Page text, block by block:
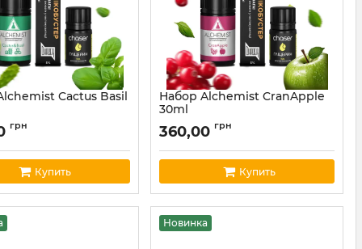
Cactus Basil
грн
Купить
Набор Alchemist CranApple
30ml
Артикул:alchemist45
360,00 грн
Купить
Новинка